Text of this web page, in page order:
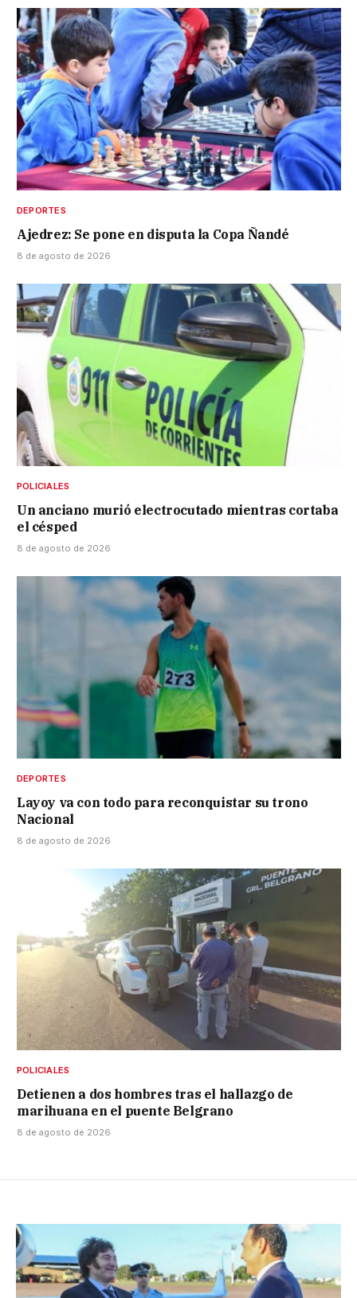
DEPORTES
Ajedrez: Se pone en disputa la Copa Ñandé
8 de agosto de 2026
POLICIALES
Un anciano murió electrocutado mientras cortaba
el césped
8 de agosto de 2026
DEPORTES
Layoy va con todo para reconquistar su trono
Nacional
8 de agosto de 2026
POLICIALES
Detienen a dos hombres tras el hallazgo de
marihuana en el puente Belgrano
8 de agosto de 2026